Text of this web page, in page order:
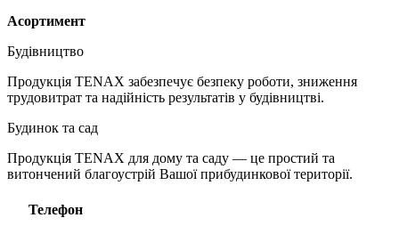
Асортимент
Будівництво
Продукція TENAX забезпечує безпеку роботи, зниження
трудовитрат та надійність результатів у будівництві.
Будинок та сад
Продукція TENAX для дому та саду — це простий та
витончений благоустрій Вашої прибудинкової території.
Телефон